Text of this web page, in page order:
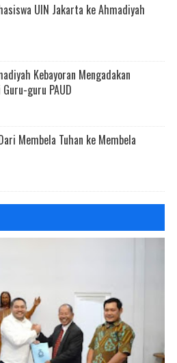
UIN Jakarta ke Ahmadiyah
Kebayoran Mengadakan
guru PAUD
Membela Tuhan ke Membela